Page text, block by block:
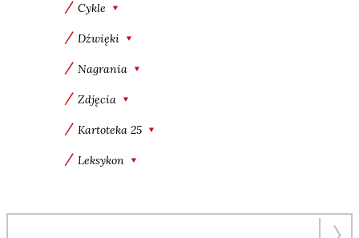
Cykle
Dźwięki
Nagrania
Zdjęcia
Kartoteka 25
Leksykon